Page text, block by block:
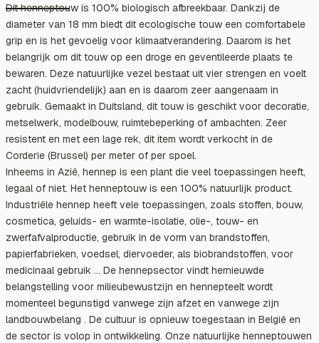
Dit henneptouw is 100% biologisch afbreekbaar. Dankzij de
diameter van 18 mm biedt dit ecologische touw een comfortabele
grip en is het gevoelig voor klimaatverandering. Daarom is het
belangrijk om dit touw op een droge en geventileerde plaats te
bewaren. Deze natuurlijke vezel bestaat uit vier strengen en voelt
zacht (huidvriendelijk) aan en is daarom zeer aangenaam in
gebruik. Gemaakt in Duitsland, dit touw is geschikt voor decoratie,
metselwerk, modelbouw, ruimtebeperking of ambachten. Zeer
resistent en met een lage rek, dit item wordt verkocht in de
Corderie (Brussel) per meter of per spoel.
Inheems in Azië, hennep is een plant die veel toepassingen heeft,
legaal of niet. Het henneptouw is een 100% natuurlijk product.
Industriële hennep heeft vele toepassingen, zoals stoffen, bouw,
cosmetica, geluids- en warmte-isolatie, olie-, touw- en
zwerfafvalproductie, gebruik in de vorm van brandstoffen,
papierfabrieken, voedsel, diervoeder, als biobrandstoffen, voor
medicinaal gebruik ... De hennepsector vindt hernieuwde
belangstelling voor milieubewustzijn en hennepteelt wordt
momenteel begunstigd vanwege zijn afzet en vanwege zijn
landbouwbelang . De cultuur is opnieuw toegestaan in België en
de sector is volop in ontwikkeling. Onze natuurlijke henneptouwen